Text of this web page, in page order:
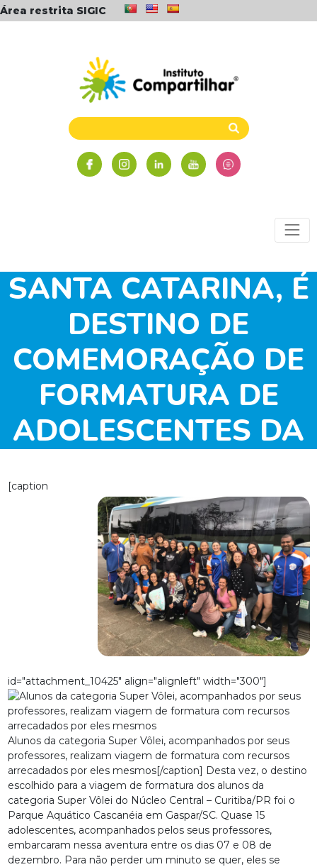
Área restrita SIGIC
PARQUE AQUÁTICO
CASCANÉIA, EM
SANTA CATARINA, É
DESTINO DE
COMEMORAÇÃO DE
FORMATURA DE
ADOLESCENTES DA
VÔLEI
[caption
id="attachment_10425" align="alignleft" width="300"]
Alunos da categoria Super Vôlei, acompanhados por seus
professores, realizam viagem de formatura com recursos
arrecadados por eles mesmos[/caption] Desta vez, o destino
escolhido para a viagem de formatura dos alunos da
categoria Super Vôlei do Núcleo Central – Curitiba/PR foi o
Parque Aquático Cascanéia em Gaspar/SC. Quase 15
adolescentes, acompanhados pelos seus professores,
embarcaram nessa aventura entre os dias 07 e 08 de
dezembro. Para não perder um minuto se quer, eles se